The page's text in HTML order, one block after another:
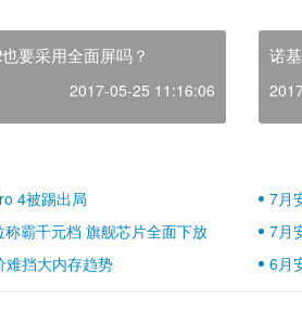
要采用全面屏吗？
2017-05-25 11:16:06
诺
4被踢出局
7月
壁江
霸千元档 旗舰芯片全面下放
7月
难挡大内存趋势
6月